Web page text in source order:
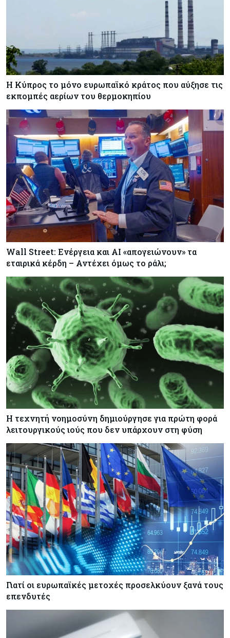
Η Κύπρος το μόνο ευρωπαϊκό κράτος που αύξησε τις
εκπομπές αερίων του θερμοκηπίου
Wall Street: Ενέργεια και AI «απογειώνουν» τα
εταιρικά κέρδη – Αντέχει όμως το ράλι;
Η τεχνητή νοημοσύνη δημιούργησε για πρώτη φορά
λειτουργικούς ιούς που δεν υπάρχουν στη φύση
Γιατί οι ευρωπαϊκές μετοχές προσελκύουν ξανά τους
επενδυτές